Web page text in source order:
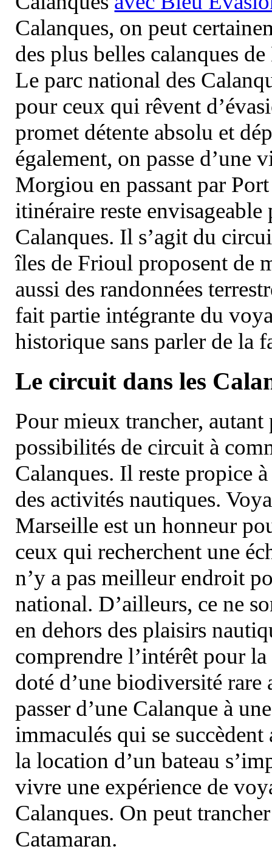
Calanques, on peut
des plus belles calanques
Le parc national des
pour ceux qui rêvent
promet détente absolu et
également, on passe d’une
Morgiou en passant par
itinéraire reste
Calanques. Il s’agit du
îles de Frioul proposent de
aussi des randonnées
fait partie intégrante du
historique sans parler de la
Le circuit dans les
Pour mieux trancher, autant
possibilités de circuit à
Calanques. Il reste propice
des activités nautiques.
Marseille est un honneur
ceux qui recherchent une
n’y a pas meilleur endroit
national. D’ailleurs, ce ne
en dehors des plaisirs
comprendre l’intérêt pour
doté d’une biodiversité
passer d’une Calanque à
immaculés qui se
la location d’un bateau
vivre une expérience de
Calanques. On peut
Catamaran.